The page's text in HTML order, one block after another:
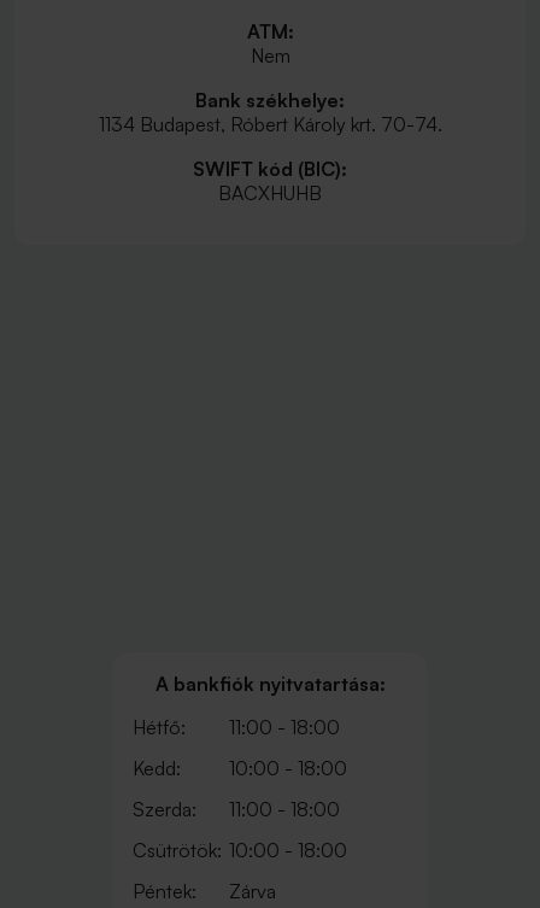
ATM:
Nem
Bank székhelye:
1134 Budapest, Róbert Károly krt. 70-74.
SWIFT kód (BIC):
BACXHUHB
A bankfiók nyitvatartása:
Hétfő:
11:00 - 18:00
Kedd:
10:00 - 18:00
Szerda:
11:00 - 18:00
Csütrötök: 10:00 - 18:00
Péntek:
Zárva